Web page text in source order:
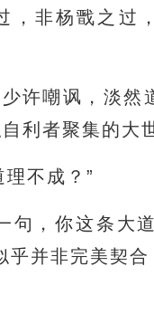
，非杨戬之过
许嘲讽，淡然
利者聚集的大
不成？”
句，你这条大
乎并非完美契